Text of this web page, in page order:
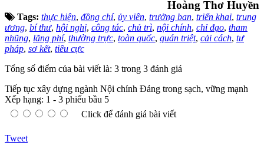
Hoàng Thơ Huyền
Tags: thực hiện, đồng chí, ủy viên, trưởng ban, triển khai, trung
ương, bí thư, hội nghị, công tác, chủ trì, nội chính, chỉ đạo, tham
nhũng, lãng phí, thường trực, toàn quốc, quán triệt, cải cách, tư
pháp, sơ kết, tiêu cực
Tổng số điểm của bài viết là: 3 trong 3 đánh giá
Tiếp tục xây dựng ngành Nội chính Đảng trong sạch, vững mạnh
Xếp hạng: 1 - 3 phiếu bầu 5
Click để đánh giá bài viết
Tweet